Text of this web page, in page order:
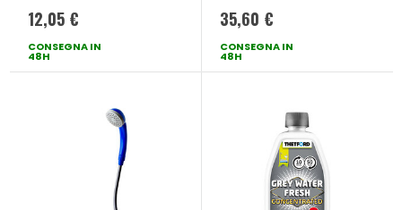
12,05 €
CONSEGNA IN
48H
35,60 €
CONSEGNA IN
48H